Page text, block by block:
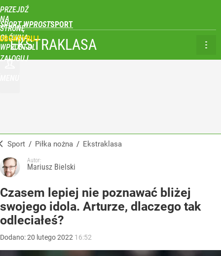
PRZEJDŹ
NA
STRONĘ
GŁÓWNĄ
WPROST.PL
SPORT WPROST
ZALOGUJ
EKSTRAKLASA
Sport / Piłka nożna / Ekstraklasa
Autor:
Mariusz Bielski
Czasem lepiej nie poznawać bliżej
swojego idola. Arturze, dlaczego tak
odleciałeś?
Dodano:20 lutego2022 16:52